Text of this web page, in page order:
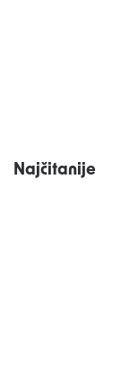
Najčitanije